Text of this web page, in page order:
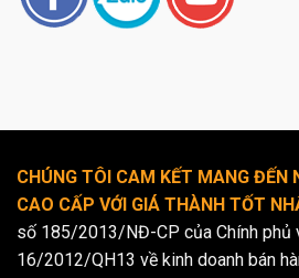
CHÚNG TÔI CAM KẾT MANG ĐẾN
CAO CẤP VỚI GIÁ THÀNH TỐT
số 185/2013/NĐ-CP của Chính phủ
16/2012/QH13 về kinh doanh bán